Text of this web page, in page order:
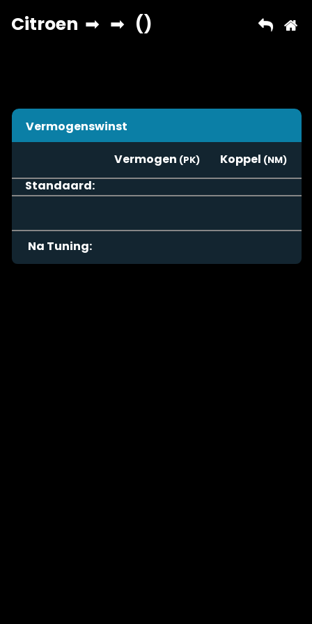
Vermogenswinst
Vermogen
Koppel
Standaard:
Na Tuning: